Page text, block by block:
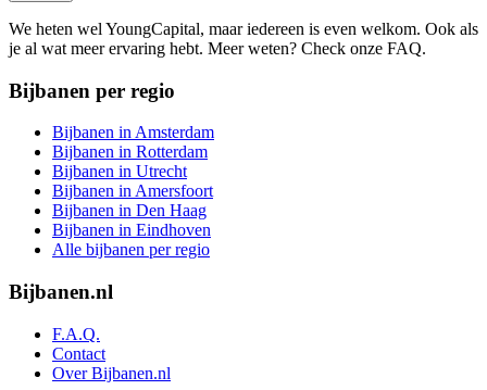
We heten wel YoungCapital, maar iedereen is even welkom. Ook als
je al wat meer ervaring hebt. Meer weten? Check onze FAQ.
Bijbanen per regio
Bijbanen in Amsterdam
Bijbanen in Rotterdam
Bijbanen in Utrecht
Bijbanen in Amersfoort
Bijbanen in Den Haag
Bijbanen in Eindhoven
Alle bijbanen per regio
Bijbanen.nl
F.A.Q.
Contact
Over Bijbanen.nl